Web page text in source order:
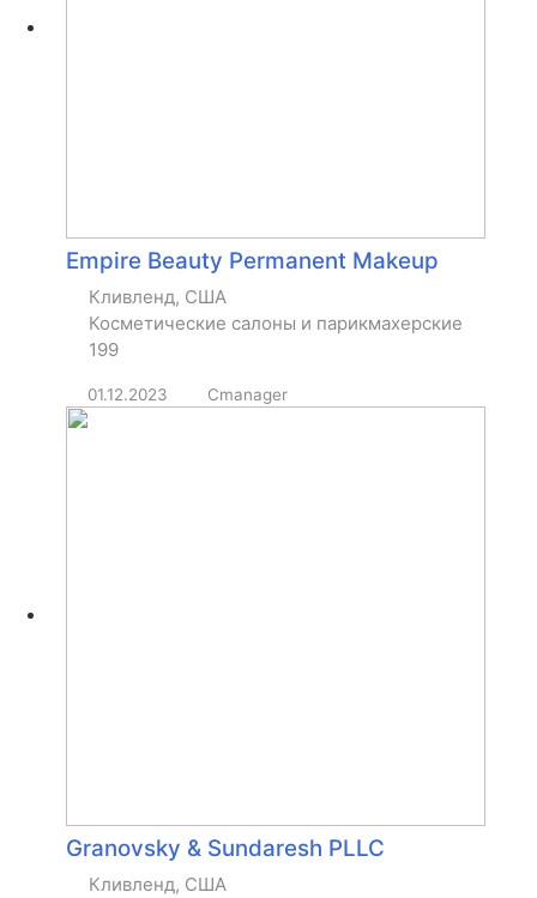
Empire Beauty Permanent Makeup
Кливленд, США
Косметические салоны и парикмахерские
199
01.12.2023 Cmanager
Granovsky & Sundaresh PLLC
Кливленд, США